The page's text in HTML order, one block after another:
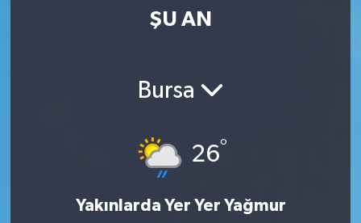
ŞU AN
Bursa
26°
Yakınlarda Yer Yer Yağmur